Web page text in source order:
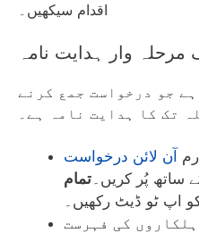
اقدام سیکھیں۔
وار ہدایت نامہ
ہے جو درخواست جمع کرنے
تک کا ہدایت نامہ ہے۔
آن لائن درخواست
ساتھ پُر کریں۔تمام
اپ ٹو ڈیٹ رکھیں۔
کی فہرست